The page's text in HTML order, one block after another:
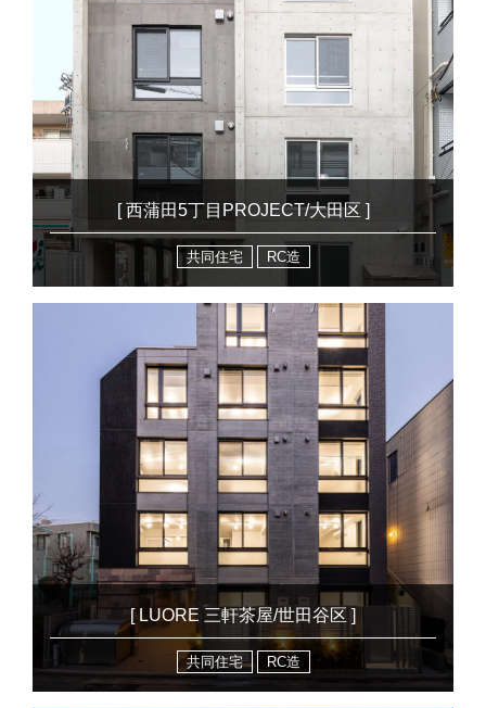
[ 西蒲田5丁目PROJECT/大田区 ]
共同住宅 RC造
[ LUORE 三軒茶屋/世田谷区 ]
共同住宅 RC造